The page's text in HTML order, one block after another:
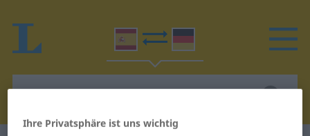
Ihre Privatsphäre ist uns wichtig